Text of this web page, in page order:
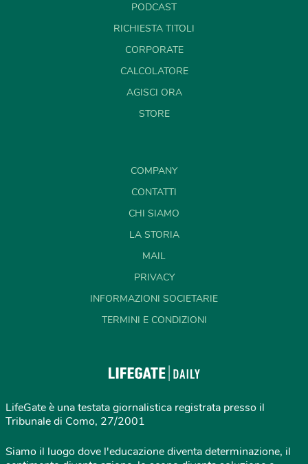
PODCAST
RICHIESTA TITOLI
CORPORATE
CALCOLATORE
AGISCI ORA
STORE
COMPANY
CONTATTI
CHI SIAMO
LA STORIA
MAIL
PRIVACY
INFORMAZIONI SOCIETARIE
TERMINI E CONDIZIONI
LifeGate è una testata giornalistica registrata presso il
Tribunale di Como, 27/2001
Siamo il luogo dove l'educazione diventa determinazione, il